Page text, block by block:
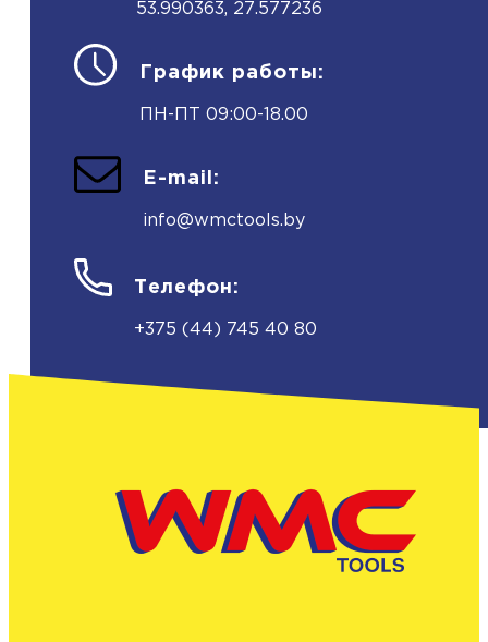
53.990363, 27.577236
График работы:
ПН-ПТ 09:00-18.00
E-mail:
info@wmctools.by
Телефон:
+375 (44) 745 40 80